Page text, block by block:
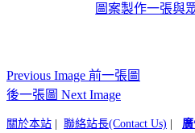
圖案製作一張與
Previous Image 前一張圖
後一張圖 Next Image
關於本站 聯絡站長(Contact Us)